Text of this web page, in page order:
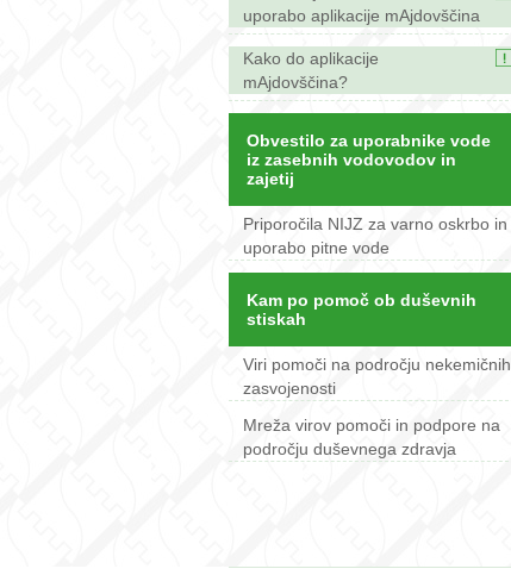
uporabo aplikacije mAjdovščina
Kako do aplikacije
mAjdovščina?
Obvestilo za uporabnike vode
iz zasebnih vodovodov in
zajetij
Priporočila NIJZ za varno oskrbo in
uporabo pitne vode
Kam po pomoč ob duševnih
stiskah
Viri pomoči na področju nekemičnih
zasvojenosti
Mreža virov pomoči in podpore na
področju duševnega zdravja